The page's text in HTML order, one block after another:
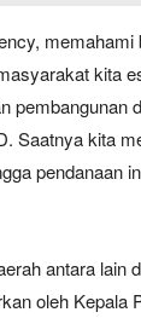
kita
Saatnya kita
pendanaan
antara lain
oleh Kepala